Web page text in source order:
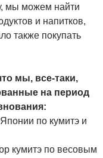
мы можем найти
и напитков,
также покупать
мы, все-таки,
на период
по кумитэ и
кумитэ по весовым